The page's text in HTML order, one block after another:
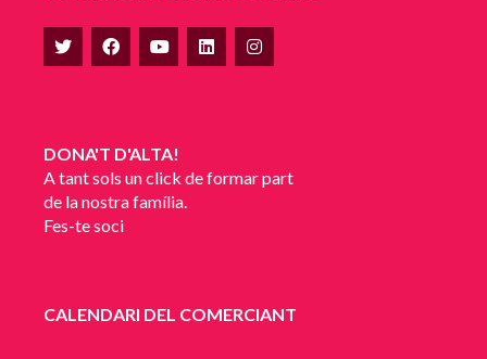
DONA'T D'ALTA!
A tant sols un click de formar part
de la nostra família.
Fes-te soci
CALENDARI DEL COMERCIANT